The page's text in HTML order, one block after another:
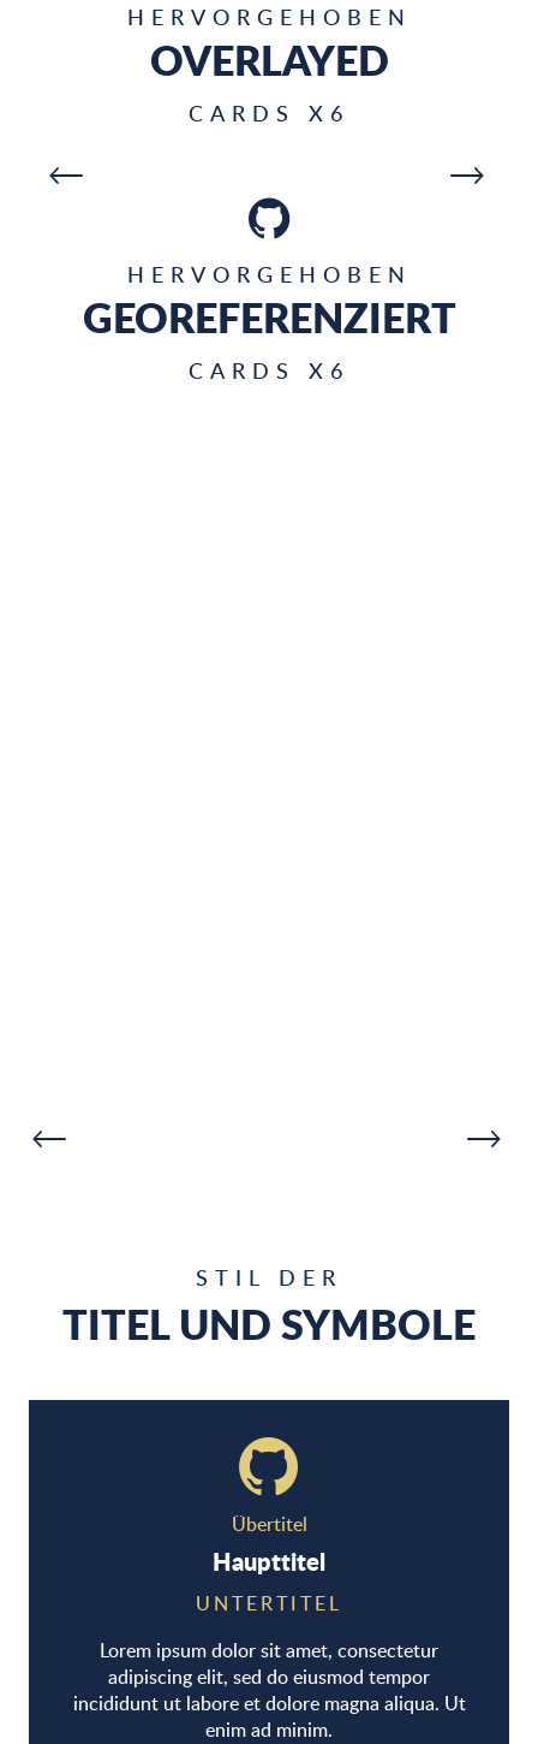
HERVORGEHOBEN
OVERLAYED
CARDS X6
HERVORGEHOBEN
GEOREFERENZIERT
CARDS X6
In Cassis ist das Meer eine ständige
STIL DER
TITEL UND SYMBOLE
Übertitel
Haupttitel
UNTERTITEL
Lorem ipsum dolor sit amet, consectetur
adipiscing elit, sed do eiusmod tempor
incididunt ut labore et dolore magna aliqua. Ut
enim ad minim.